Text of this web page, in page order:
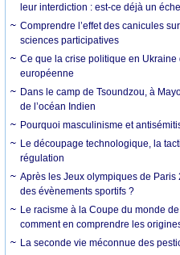
leur interdiction : est-ce déjà un
Comprendre l’effet des canicules
sciences participatives
Ce que la crise politique en Ukraine
européenne
Dans le camp de Tsoundzou, à
de l’océan Indien
Pourquoi masculinisme et
Le découpage technologique, la
régulation
Après les Jeux olympiques de
des évènements sportifs ?
Le racisme à la Coupe du monde
comment en comprendre les
La seconde vie méconnue des